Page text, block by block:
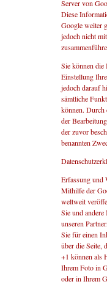
Server von
Diese
Google weiter
jedoch nicht
Sie können die
Einstellung
jedoch darauf
sämtliche
können. Durch
der
der zuvor
benannten
Erfassung und
Mithilfe der
weltweit
Sie und
unseren
Sie für einen
über die Seite,
+1 können als
Ihrem Foto in
oder in Ihrem